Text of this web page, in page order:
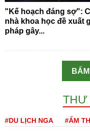
"Kế hoạch đáng sợ":
nhà khoa học đề xuất
pháp gây...
THƯ
#DU LỊCH NGA #ẨM